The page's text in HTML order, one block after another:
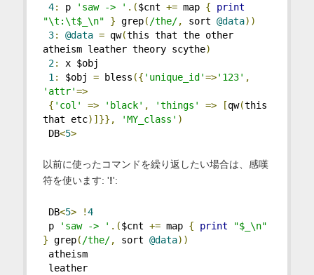
4: p 'saw -> ' .($cnt += map {
print
"\t:\t$_\n"
} grep(/the/, sort @data))
3: @data = qw(this that the other
atheism leather theory scythe)
2:
x $obj
1: $obj = bless ({ 'unique_id'=>'123' ,
'attr'=>
{ 'col' => 'black' , 'things' => [qw(this
that etc)]}}, 'MY_class' )
DB<5>
以前に使ったコマンドを繰り返したい場合は、感嘆
符を使います: '!':
DB<5> !4
p
'saw -> ' .($cnt += map { print
"$_\n"
} grep(/the/, sort @data))
atheism
leather